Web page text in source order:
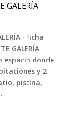
GALERÍA
· Ficha
GALERÍA
espacio donde
y 2
piscina,